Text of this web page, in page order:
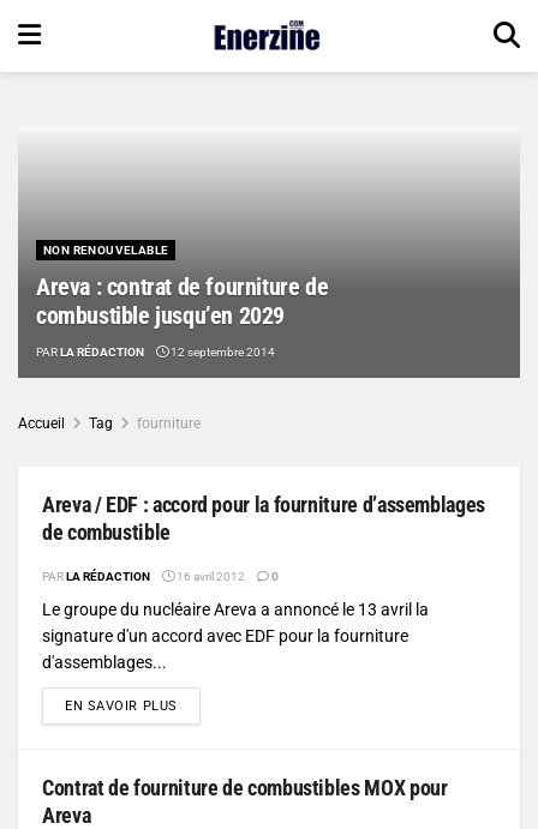
NON RENOUVELABLE
Areva : contrat de fourniture de
combustible jusqu’en 2029
PARLA RÉDACTION 12 septembre 2014
Accueil Tag fourniture
Areva / EDF : accord pour la fourniture d’assemblages
de combustible
PARLA RÉDACTION 16 avril 2012 0
Le groupe du nucléaire Areva a annoncé le 13 avril la
signature d'un accord avec EDF pour la fourniture
d'assemblages...
EN SAVOIR PLUS
Contrat de fourniture de combustibles MOX pour
Areva